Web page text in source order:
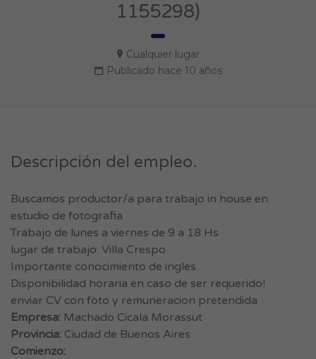
1155298)
Cualquier lugar
Publicado hace 10 años
Descripción del empleo.
Buscamos productor/a para trabajo in house en
estudio de fotografia
Trabajo de lunes a viernes de 9 a 18 Hs
lugar de trabajo: Villa Crespo
Importante conocimiento de ingles
Disponibilidad horaria en caso de ser requerido!
enviar CV con foto y remuneracion pretendida
Empresa: Machado Cicala Morassut
Provincia: Ciudad de Buenos Aires
Comienzo: